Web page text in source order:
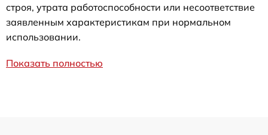
строя, утрата работоспособности или несоответствие
заявленным характеристикам при нормальном
использовании.
Показать полностью